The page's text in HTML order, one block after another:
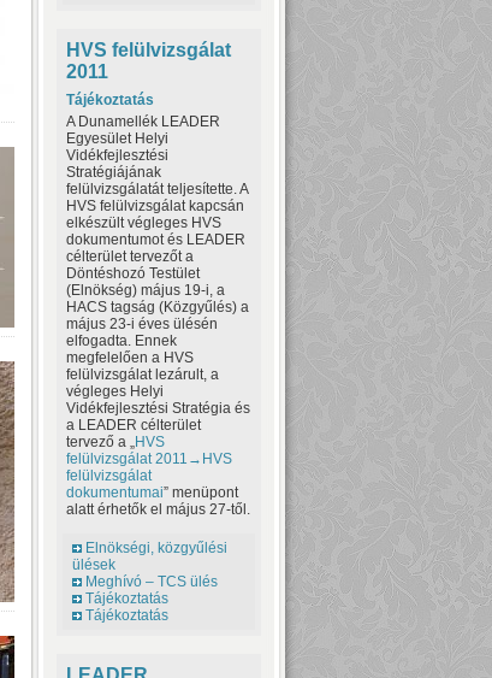
HVS felülvizsgálat
2011
Tájékoztatás
A Dunamellék LEADER
Egyesület Helyi
Vidékfejlesztési
Stratégiájának
felülvizsgálatát teljesítette. A
HVS felülvizsgálat kapcsán
elkészült végleges HVS
dokumentumot és LEADER
célterület tervezőt a
Döntéshozó Testület
(Elnökség) május 19-i, a
HACS tagság (Közgyűlés) a
május 23-i éves ülésén
elfogadta. Ennek
megfelelően a HVS
felülvizsgálat lezárult, a
végleges Helyi
Vidékfejlesztési Stratégia és
a LEADER célterület
tervező a „HVS
felülvizsgálat 2011→HVS
felülvizsgálat
dokumentumai” menüpont
alatt érhetők el május 27-től.
Elnökségi, közgyűlési
ülések
Meghívó – TCS ülés
Tájékoztatás
Tájékoztatás